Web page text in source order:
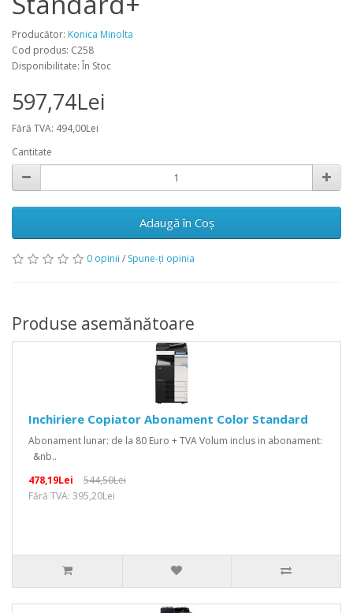
Producător: Konica Minolta
Cod produs: C258
Disponibilitate: În Stoc
597,74Lei
Fără TVA: 494,00Lei
Cantitate
Adaugă în Coş
0 opinii / Spune-ţi opinia
Produse asemănătoare
Inchiriere Copiator Abonament Color Standard
Abonament lunar: de la 80 Euro + TVA Volum inclus in abonament:
&nb..
478,19Lei
544,50Lei
Fără TVA: 395,20Lei